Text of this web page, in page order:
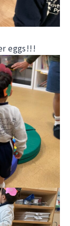
eggs!!!